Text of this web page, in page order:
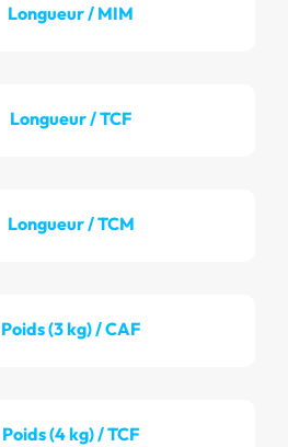
Longueur / MIM
Longueur / TCF
Longueur / TCM
Poids (3 kg) / CAF
Poids (4 kg) / TCF